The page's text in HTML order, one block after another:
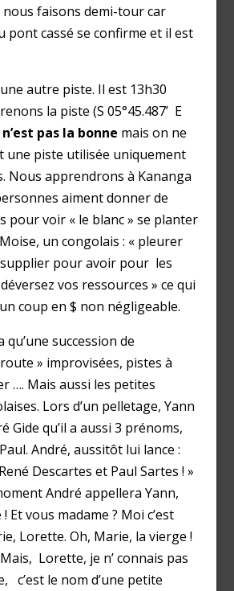
nous faisons demi-tour car
pont cassé se confirme et il est
autre piste. Il est 13h30
la piste (S 05°45.487’ E
n’est pas la bonne mais on ne
une piste utilisée uniquement
Nous apprendrons à Kananga
aiment donner de
pour voir « le blanc » se planter
un congolais : « pleurer
pour avoir pour les
vos ressources » ce qui
coup en $ non négligeable.
qu’une succession de
» improvisées, pistes à
…. Mais aussi les petites
Lors d’un pelletage, Yann
Gide qu’il a aussi 3 prénoms,
André, aussitôt lui lance :
Descartes et Paul Sartes ! »
André appellera Yann,
Et vous madame ? Moi c’est
Lorette. Oh, Marie, la vierge !
Lorette, je n’ connais pas
c’est le nom d’une petite